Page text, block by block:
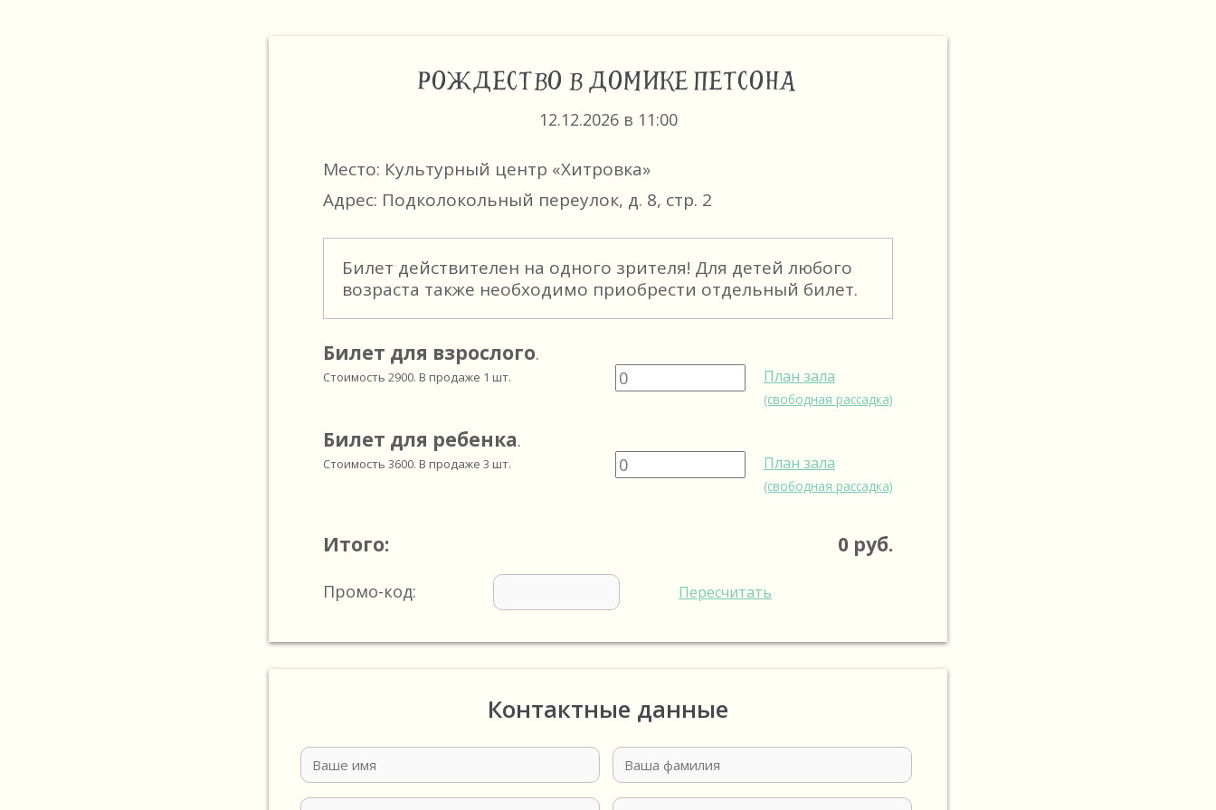
РОЖДЕСТВО В ДОМИКЕ ПЕТСОНА
12.12.2026 в 11:00
Место: Культурный центр «Хитровка»
Адрес: Подколокольный переулок, д. 8, стр. 2
Билет действителен на одного зрителя! Для детей любого
возраста также необходимо приобрести отдельный билет.
Билет для взрослого.
Стоимость 2900. В продаже 1 шт. План зала
(свободная рассадка)
Билет для ребенка.
Стоимость 3600. В продаже 3 шт. План зала
(свободная рассадка)
Итого: 0 руб.
Промо-код: Пересчитать
Контактные данные